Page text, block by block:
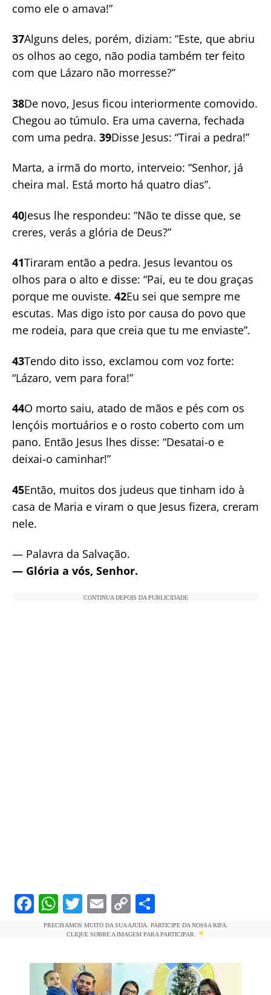
como ele o amava!”
37Alguns deles, porém, diziam: “Este, que abriu
os olhos ao cego, não podia também ter feito
com que Lázaro não morresse?”
38De novo, Jesus ficou interiormente comovido.
Chegou ao túmulo. Era uma caverna, fechada
com uma pedra. 39Disse Jesus: “Tirai a pedra!”
Marta, a irmã do morto, interveio: “Senhor, já
cheira mal. Está morto há quatro dias”.
40Jesus lhe respondeu: “Não te disse que, se
creres, verás a glória de Deus?”
41Tiraram então a pedra. Jesus levantou os
olhos para o alto e disse: “Pai, eu te dou graças
porque me ouviste. 42Eu sei que sempre me
escutas. Mas digo isto por causa do povo que
me rodeia, para que creia que tu me enviaste”.
43Tendo dito isso, exclamou com voz forte:
“Lázaro, vem para fora!”
44O morto saiu, atado de mãos e pés com os
lençóis mortuários e o rosto coberto com um
pano. Então Jesus lhes disse: “Desatai-o e
deixai-o caminhar!”
45Então, muitos dos judeus que tinham ido à
casa de Maria e viram o que Jesus fizera, creram
nele.
— Palavra da Salvação.
— Glória a vós, Senhor.
CONTINUA DEPOIS DA PUBLICIDADE
F
a
e
b
W
h
at
s
A
T
w
itt
er
E
m
ai
l
C
o
p
y
Li
h
ar
e
PRECISAMOS MUITO DA SUA AJUDA. PARTICIPE DA NOSSA RIFA.
CLIQUE SOBRE A IMAGEM PARA PARTICIPAR.